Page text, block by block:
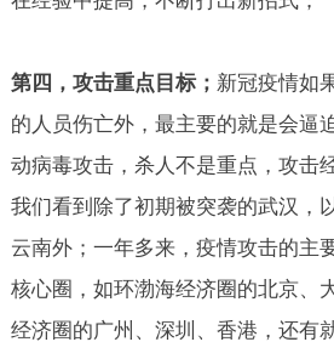
第四，攻击重点目标； 新冠疫情如
的人员伤亡外，最主要的就是会逼
动病毒攻击，杀人不是重点，攻击
我们看到除了初期被突袭的武汉，
云南外；一年多来，疫情攻击的主
核心圈，如环渤海经济圈的北京、
经济圈的广州、深圳、香港，还有